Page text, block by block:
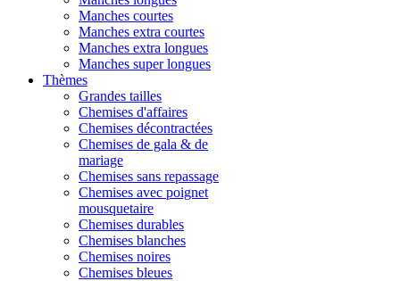
Manches courtes
Manches extra courtes
Manches extra longues
Manches super longues
Thèmes
Grandes tailles
Chemises d'affaires
Chemises décontractées
Chemises de gala & de
mariage
Chemises sans repassage
Chemises avec poignet
mousquetaire
Chemises durables
Chemises blanches
Chemises noires
Chemises bleues